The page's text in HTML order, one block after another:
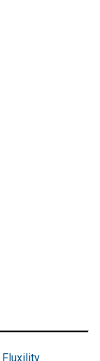
Fluxility